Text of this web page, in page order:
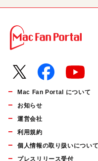
Mac Fan Portal について
お知らせ
運営会社
利用規約
個人情報の取り扱いについて
プレスリリース受付